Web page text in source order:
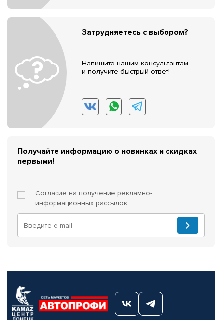
Затрудняетесь с выбором?
Напишите нашим консультантам
и получите быстрый ответ!
Получайте информацию о новинках и скидках
первыми!
Согласие на получение рекламно-
информационных рассылок